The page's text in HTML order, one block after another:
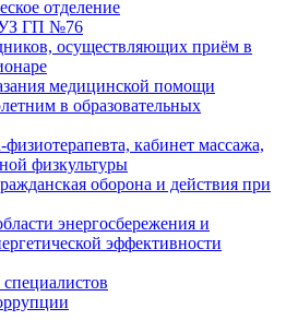
отделение
ГП №76
осуществляющих приём в
медицинской помощи
в образовательных
физиотерапевта, кабинет массажа,
физкультуры
оборона и действия при
энергосбережения и
эффективности